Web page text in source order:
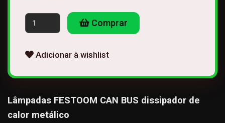
Comprar
Adicionar à wishlist
Lâmpadas FESTOOM CAN BUS dissipador de
calor metálico